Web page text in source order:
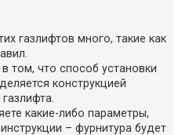
газлифтов много, такие как
том, что способ установки
конструкцией
какие-либо параметры,
– фурнитура будет